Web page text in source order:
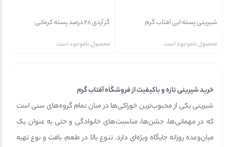
شیرینی پسته ایی آفتاب گرم
محصول ناموجود است
گز آردی 28 درصد پسته کرمانی
محصول ناموجود است
خرید شیرینی تازه و باکیفیت از فروشگاه آفتاب گرم
شیرینی یکی از محبوب‌ترین خوراکی‌ها در میان تمام گروه‌های سنی است
که در مهمانی‌ها، جشن‌ها، مناسبت‌های خانوادگی و حتی به عنوان یک
میان‌وعده روزانه جایگاه ویژه‌ای دارد. تنوع بالا در طعم، بافت و نوع تهیه